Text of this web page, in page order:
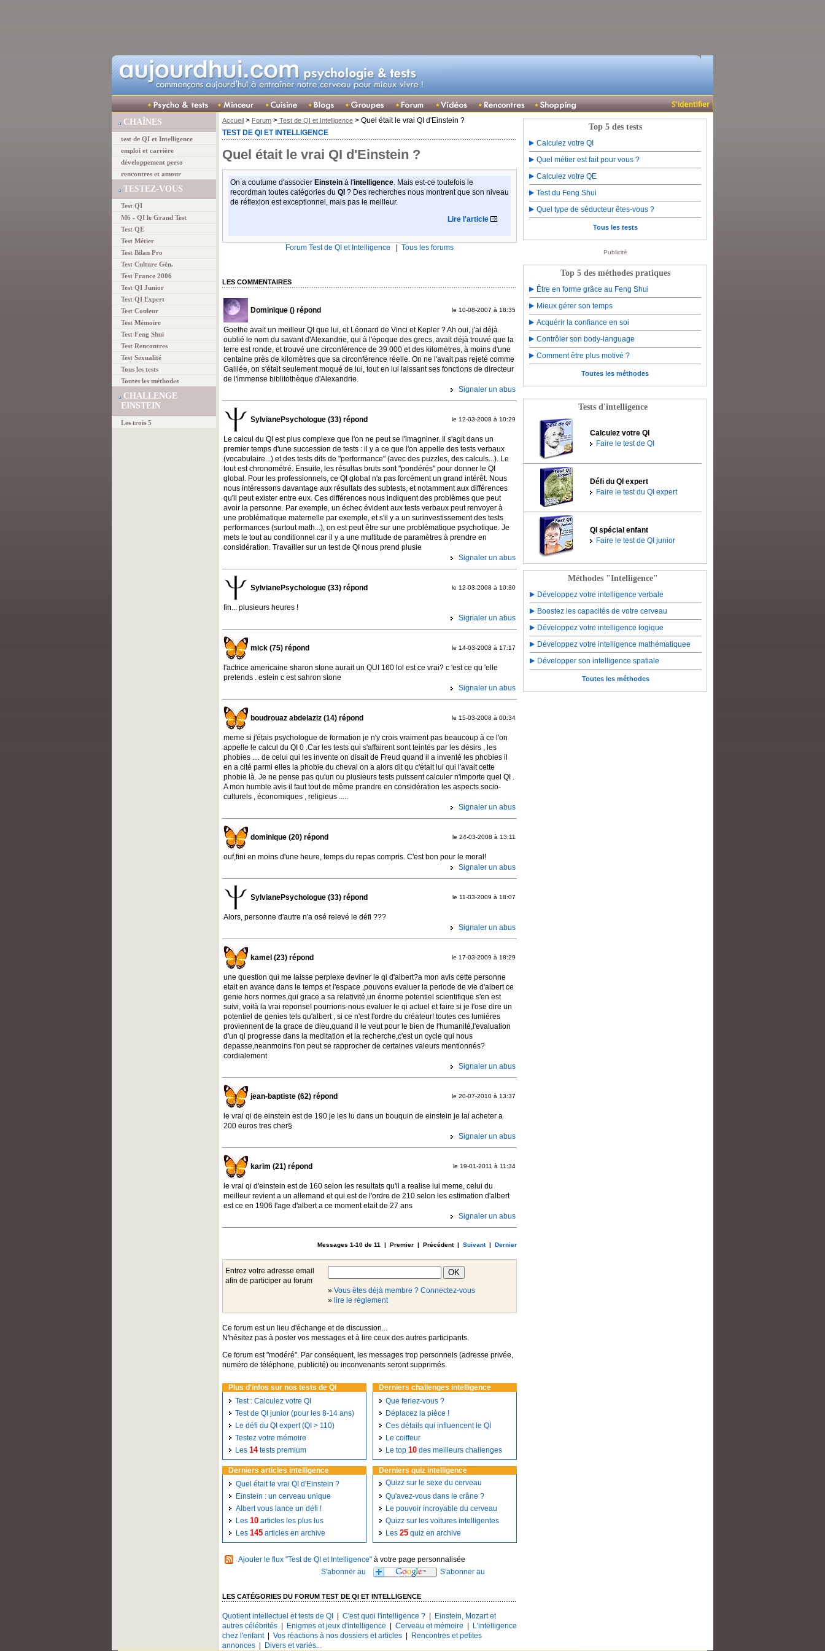
CHAÎNES
test de QI et Intelligence
emploi et carrière
développement perso
rencontres et amour
TESTEZ-VOUS
Test QI
M6 - QI le Grand Test
Test QE
Test Métier
Test Bilan Pro
Test Culture Gén.
Test France 2006
Test QI Junior
Test QI Expert
Test Couleur
Test Mémoire
Test Feng Shui
Test Rencontres
Test Sexualité
Tous les tests
Toutes les méthodes
CHALLENGE
EINSTEIN
Les trois 5
Accueil > Forum > Test de QI et Intelligence > Quel était le vrai QI d'Einstein ?
TEST DE QI ET INTELLIGENCE
Quel était le vrai QI d'Einstein ?
On a coutume d'associer Einstein à l'intelligence. Mais est-ce toutefois le
recordman toutes catégories du QI ? Des recherches nous montrent que son niveau
de réflexion est exceptionnel, mais pas le meilleur.
Lire l'article
Forum Test de QI et Intelligence Tous les forums
LES COMMENTAIRES
Dominique () répond le 10-08-2007 à 18:35
Goethe avait un meilleur QI que lui, et Léonard de Vinci et Kepler ? Ah oui, j'ai déjà
oublié le nom du savant d'Alexandrie, qui à l'époque des grecs, avait déjà trouvé que la
terre est ronde, et trouvé une circonférence de 39 000 et des kilomètres, à moins d'une
centaine près de kilomètres que sa circonférence réelle. On ne l'avait pas rejeté comme
Galilée, on s'était seulement moqué de lui, tout en lui laissant ses fonctions de directeur
de l'immense biblitothèque d'Alexandrie.
Signaler un abus
SylvianePsychologue (33) répond le 12-03-2008 à 10:29
Le calcul du QI est plus complexe que l'on ne peut se l'imagniner. Il s'agit dans un
premier temps d'une succession de tests : il y a ce que l'on appelle des tests verbaux
(vocabulaire...) et des tests dits de "performance" (avec des puzzles, des calculs...). Le
tout est chronométré. Ensuite, les résultas bruts sont "pondérés" pour donner le QI
global. Pour les professionnels, ce QI global n'a pas forcément un grand intérêt. Nous
nous intéressons davantage aux résultats des subtests, et notamment aux différences
qu'il peut exister entre eux. Ces différences nous indiquent des problèmes que peut
avoir la personne. Par exemple, un échec évident aux tests verbaux peut renvoyer à
une problématique maternelle par exemple, et s'il y a un surinvestissement des tests
performances (surtout math...), on est peut être sur une problématique psychotique. Je
mets le tout au conditionnel car il y a une multitude de paramètres à prendre en
considération. Travailler sur un test de QI nous prend plusie
Signaler un abus
SylvianePsychologue (33) répond le 12-03-2008 à 10:30
fin... plusieurs heures !
Signaler un abus
mick (75) répond le 14-03-2008 à 17:17
l'actrice americaine sharon stone aurait un QUI 160 lol est ce vrai? c 'est ce qu 'elle
pretends . estein c est sahron stone
Signaler un abus
boudrouaz abdelaziz (14) répond le 15-03-2008 à 00:34
meme si j'étais psychologue de formation je n'y crois vraiment pas beaucoup à ce l'on
appelle le calcul du QI 0 .Car les tests qui s'affairent sont teintés par les désirs , les
phobies .... de celui qui les invente on disait de Freud quand il a inventé les phobies il
en a cité parmi elles la phobie du cheval on a alors dit qu c'était lui qui l'avait cette
phobie là. Je ne pense pas qu'un ou plusieurs tests puissent calculer n'importe quel QI .
A mon humble avis il faut tout de même prandre en considération les aspects socio-
culturels , économiques , religieus .....
Signaler un abus
dominique (20) répond le 24-03-2008 à 13:11
ouf,fini en moins d'une heure, temps du repas compris. C'est bon pour le moral!
Signaler un abus
SylvianePsychologue (33) répond le 11-03-2009 à 18:07
Alors, personne d'autre n'a osé relevé le défi ???
Signaler un abus
kamel (23) répond le 17-03-2009 à 18:29
une question qui me laisse perplexe deviner le qi d'albert?a mon avis cette personne
etait en avance dans le temps et l'espace ,pouvons evaluer la periode de vie d'albert ce
genie hors normes,qui grace a sa relativité,un énorme potentiel scientifique s'en est
suivi, voilà la vrai reponse! pourrions-nous evaluer le qi actuel et faire si je l'ose dire un
potentiel de genies tels qu'albert , si ce n'est l'ordre du créateur! toutes ces lumiéres
proviennent de la grace de dieu,quand il le veut pour le bien de l'humanité,l'evaluation
d'un qi progresse dans la meditation et la recherche,c'est un cycle qui nous
depasse,neanmoins l'on peut se rapprocher de certaines valeurs mentionnés?
cordialement
Signaler un abus
jean-baptiste (62) répond le 20-07-2010 à 13:37
le vrai qi de einstein est de 190 je les lu dans un bouquin de einstein je lai acheter a
200 euros tres cher§
Signaler un abus
karim (21) répond le 19-01-2011 à 11:34
le vrai qi d'einstein est de 160 selon les resultats qu'il a realise lui meme, celui du
meilleur revient a un allemand et qui est de l'ordre de 210 selon les estimation d'albert
est ce en 1906 l'age d'albert a ce moment etait de 27 ans
Signaler un abus
Messages 1-10 de 11 | Premier | Précédent | Suivant| Dernier
Entrez votre adresse email
afin de participer au forum
» Vous êtes déjà membre ? Connectez-vous
» lire le réglement
Ce forum est un lieu d'échange et de discussion...
N'hésitez pas à poster vos messages et à lire ceux des autres participants.
Ce forum est "modéré". Par conséquent, les messages trop personnels (adresse privée,
numéro de téléphone, publicité) ou inconvenants seront supprimés.
Plus d'infos sur nos tests de QI
Test : Calculez votre QI
Test de QI junior (pour les 8-14 ans)
Le défi du QI expert (QI > 110)
Testez votre mémoire
Les 14tests premium
Derniers challenges intelligence
Que feriez-vous ?
Déplacez la pièce !
Ces détails qui influencent le QI
Le coiffeur
Le top 10 des meilleurs challenges
Derniers articles intelligence
Quel était le vrai QI d'Einstein ?
Einstein : un cerveau unique
Albert vous lance un défi !
Les 10 articles les plus lus
Les 145 articles en archive
Derniers quiz intelligence
Quizz sur le sexe du cerveau
Qu'avez-vous dans le crâne ?
Le pouvoir incroyable du cerveau
Quizz sur les voitures intelligentes
Les 25 quiz en archive
Ajouter le flux "Test de QI et Intelligence" à votre page personnalisée
LES CATÉGORIES DU FORUM TEST DE QI ET INTELLIGENCE
Quotient intellectuel et tests de QI C'est quoi l'intelligence ?
Einstein, Mozart et
autres célébrités
Enigmes et jeux d'intelligence Cerveau et mémoire
L'intelligence
chez l'enfant| Vos réactions à nos dossiers et articles
Rencontres et petites
annonces
Divers et variés...
Top 5 des tests
Calculez votre QI
Quel métier est fait pour vous ?
Calculez votre QE
Test du Feng Shui
Quel type de séducteur êtes-vous ?
Tous les tests
Publicité
Top 5 des méthodes pratiques
Être en forme grâce au Feng Shui
Mieux gérer son temps
Acquérir la confiance en soi
Contrôler son body-language
Comment être plus motivé ?
Toutes les méthodes
Tests d'intelligence
Calculez votre QI
Faire le test de QI
Défi du QI expert
Faire le test du QI expert
QI spécial enfant
Faire le test de QI junior
Méthodes "Intelligence"
Développez votre intelligence verbale
Boostez les capacités de votre cerveau
Développez votre intelligence logique
Développez votre intelligence mathématiquee
Développer son intelligence spatiale
Toutes les méthodes